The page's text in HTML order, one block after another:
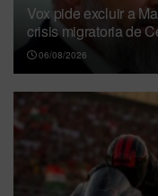
Vox pide excluir a
crisis migratoria de
06/08/2026